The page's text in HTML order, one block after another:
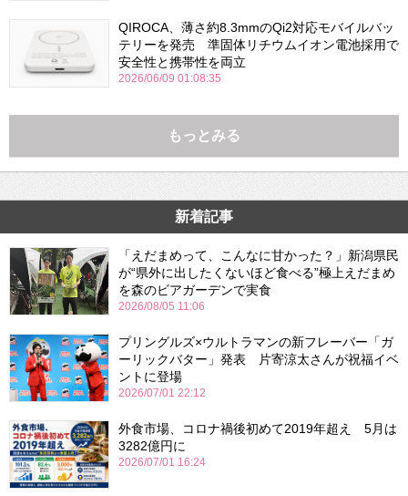
QIROCA、薄さ約8.3mmのQi2対応モバイルバッ
テリーを発売 準固体リチウムイオン電池採用で
安全性と携帯性を両立
2026/06/09 01:08:35
もっとみる
新着記事
「えだまめって、こんなに甘かった？」新潟県民
が“県外に出したくないほど食べる”極上えだまめ
を森のビアガーデンで実食
2026/08/05 11:06
プリングルズ×ウルトラマンの新フレーバー「ガ
ーリックバター」発表 片寄涼太さんが祝福イベ
ントに登場
2026/07/01 22:12
外食市場、コロナ禍後初めて2019年超え 5月は
3282億円に
2026/07/01 16:24